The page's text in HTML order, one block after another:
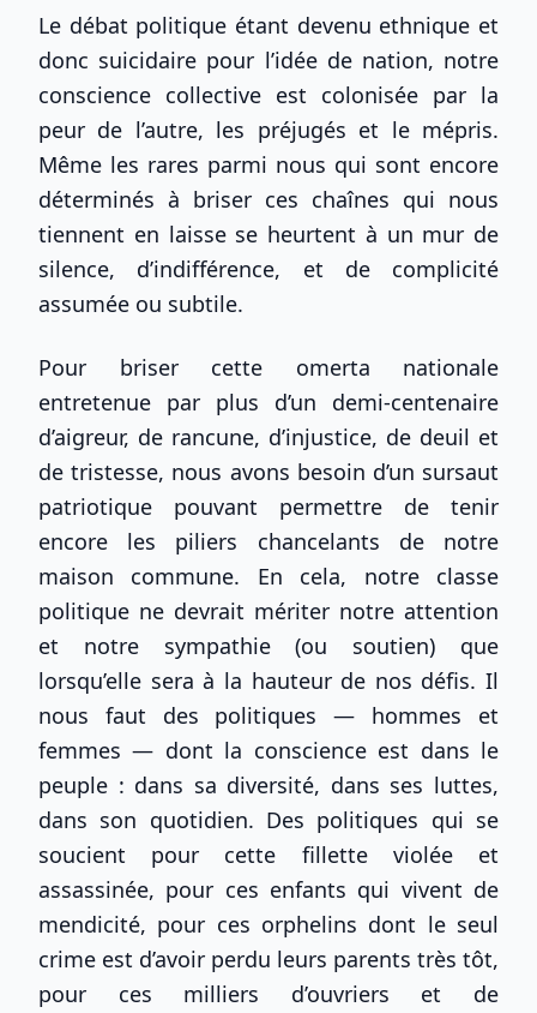
Le débat politique étant devenu ethnique et
donc suicidaire pour l’idée de nation, notre
conscience collective est colonisée par la
peur de l’autre, les préjugés et le mépris.
Même les rares parmi nous qui sont encore
déterminés à briser ces chaînes qui nous
tiennent en laisse se heurtent à un mur de
silence, d’indifférence, et de complicité
assumée ou subtile.
Pour briser cette omerta nationale
entretenue par plus d’un demi-centenaire
d’aigreur, de rancune, d’injustice, de deuil et
de tristesse, nous avons besoin d’un sursaut
patriotique pouvant permettre de tenir
encore les piliers chancelants de notre
maison commune. En cela, notre classe
politique ne devrait mériter notre attention
et notre sympathie (ou soutien) que
lorsqu’elle sera à la hauteur de nos défis. Il
nous faut des politiques — hommes et
femmes — dont la conscience est dans le
peuple : dans sa diversité, dans ses luttes,
dans son quotidien. Des politiques qui se
soucient pour cette fillette violée et
assassinée, pour ces enfants qui vivent de
mendicité, pour ces orphelins dont le seul
crime est d’avoir perdu leurs parents très tôt,
pour ces milliers d’ouvriers et de